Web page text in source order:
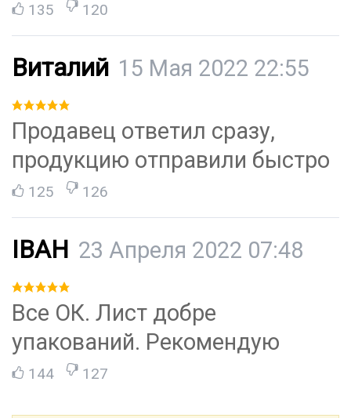
135 120
Виталий 15 Мая 2022 22:55
Продавец ответил сразу,
продукцию отправили быстро
125 126
ІВАН 23 Апреля 2022 07:48
Все ОК. Лист добре
упакований. Рекомендую
144 127